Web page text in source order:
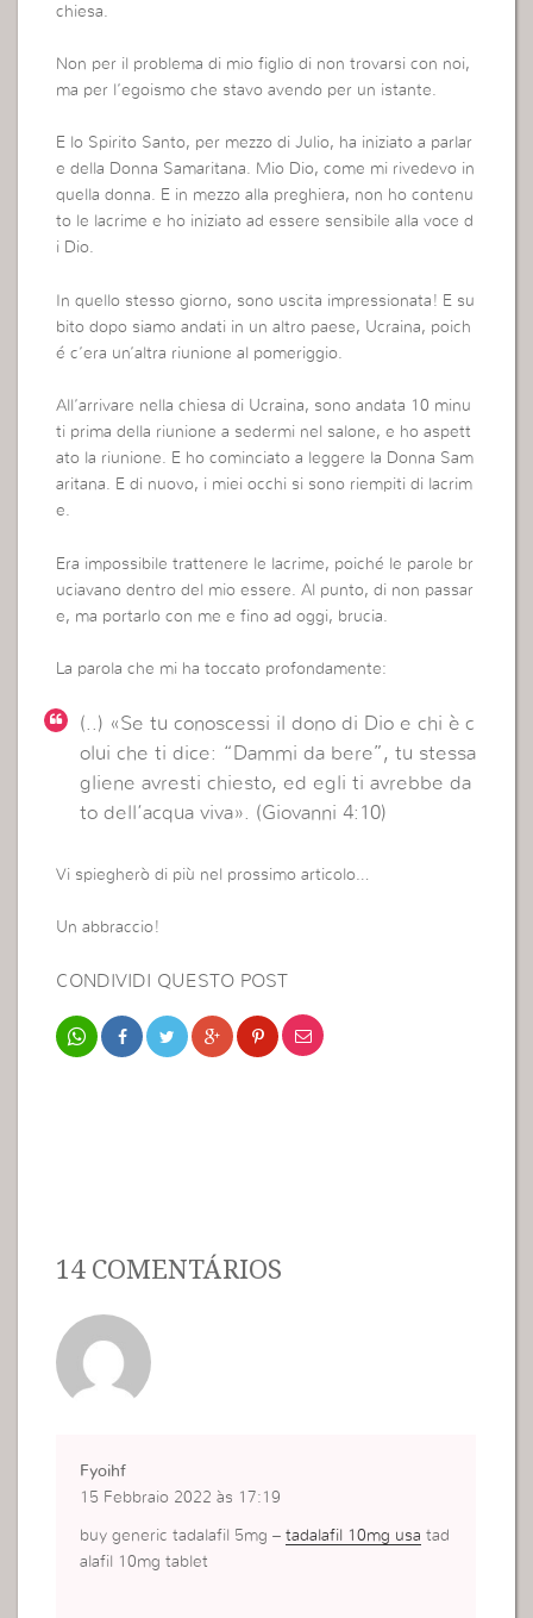
chiesa.
Non per il problema di mio figlio di non trovarsi con noi,
ma per l’egoismo che stavo avendo per un istante.
E lo Spirito Santo, per mezzo di Julio, ha iniziato a parlar
e della Donna Samaritana. Mio Dio, come mi rivedevo in
quella donna. E in mezzo alla preghiera, non ho contenu
to le lacrime e ho iniziato ad essere sensibile alla voce d
i Dio.
In quello stesso giorno, sono uscita impressionata! E su
bito dopo siamo andati in un altro paese, Ucraina, poich
é c’era un’altra riunione al pomeriggio.
All’arrivare nella chiesa di Ucraina, sono andata 10 minu
ti prima della riunione a sedermi nel salone, e ho aspett
ato la riunione. E ho cominciato a leggere la Donna Sam
aritana. E di nuovo, i miei occhi si sono riempiti di lacrim
e.
Era impossibile trattenere le lacrime, poiché le parole br
uciavano dentro del mio essere. Al punto, di non passar
e, ma portarlo con me e fino ad oggi, brucia.
La parola che mi ha toccato profondamente:
(..) «Se tu conoscessi il dono di Dio e chi è c
olui che ti dice: “Dammi da bere”, tu stessa
gliene avresti chiesto, ed egli ti avrebbe da
to dell’acqua viva». (Giovanni 4:10)
Vi spiegherò di più nel prossimo articolo…
Un abbraccio!
CONDIVIDI QUESTO POST
14 COMENTÁRIOS
Fyoihf
15 Febbraio 2022 às 17:19
buy generic tadalafil 5mg –tadalafil 10mg usa tad
alafil 10mg tablet